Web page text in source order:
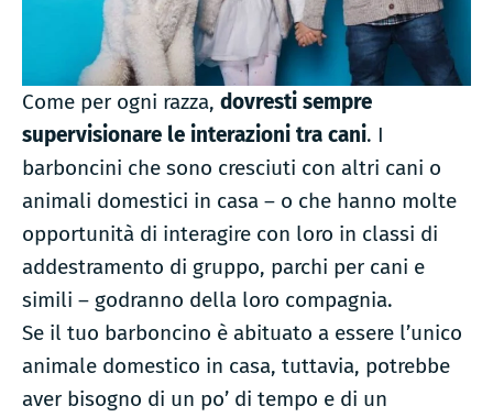
Come per ogni razza, dovresti sempre
supervisionare le interazioni tra cani. I
barboncini che sono cresciuti con altri cani o
animali domestici in casa – o che hanno molte
opportunità di interagire con loro in classi di
addestramento di gruppo, parchi per cani e
simili – godranno della loro compagnia.
Se il tuo barboncino è abituato a essere l’unico
animale domestico in casa, tuttavia, potrebbe
aver bisogno di un po’ di tempo e di un